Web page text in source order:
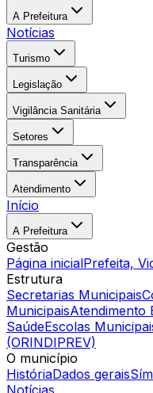
A Prefeitura
Notícias
Turismo
Legislação
Vigilância Sanitária
Setores
Transparência
Atendimento
Início
A Prefeitura
Gestão
Página inicialPrefeita,
Estrutura
Secretarias Municipais
MunicipaisAtendimento
SaúdeEscolas
(ORINDIPREV)
O município
HistóriaDados gerais
Notícias